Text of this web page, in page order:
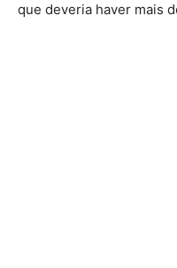
que deveria haver mais